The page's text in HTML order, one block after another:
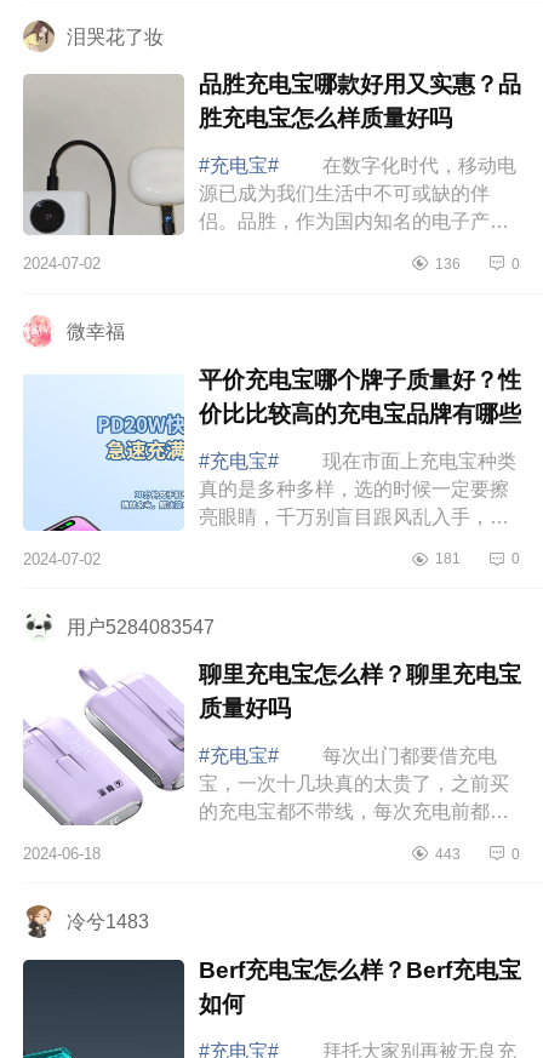
泪哭花了妆
品胜充电宝哪款好用又实惠？品
胜充电宝怎么样质量好吗
#充电宝#
在数字化时代，移动电
源已成为我们生活中不可或缺的伴
侣。品胜，作为国内知名的电子产品
和实用性而广受好评。下面小编为大
2024-07-02 136 0
微幸福
平价充电宝哪个牌子质量好？性
价比比较高的充电宝品牌有哪些
#充电宝#
现在市面上充电宝种类
真的是多种多样，选的时候一定要擦
亮眼睛，千万别盲目跟风乱入手，不
鼓包甚至爆炸的情况。下面小编为大
2024-07-02 181 0
用户5284083547
聊里充电宝怎么样？聊里充电宝
质量好吗
#充电宝#
每次出门都要借充电
宝，一次十几块真的太贵了，之前买
的充电宝都不带线，每次充电前都得
BFCF充电宝。下面小编为大家介绍
2024-06-18 443 0
冷兮1483
Berf充电宝怎么样？Berf充电宝
如何
#充电宝#
拜托大家别再被无良充